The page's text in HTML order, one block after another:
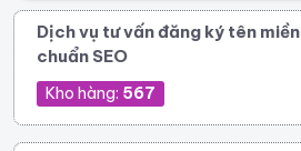
Dịch vụ tư vấn đăng ký tên miền
chuẩn SEO
Kho hàng: 567